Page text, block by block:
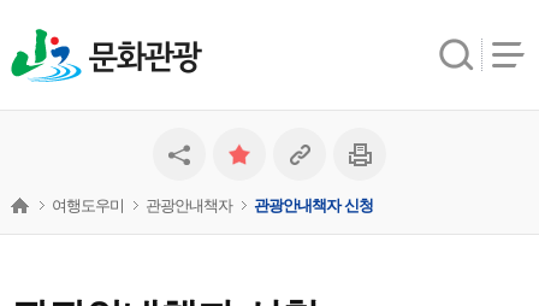
문화관광
여행도우미 관광안내책자 관광안내책자 신청